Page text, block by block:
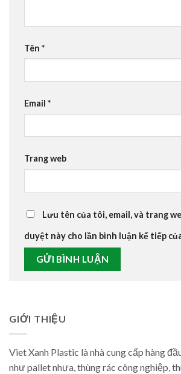
Tên *
Email *
Trang web
Lưu tên của tôi, email, và trang
duyệt này cho lần bình luận kế tiếp
GIỚI THIỆU
Viet Xanh Plastic là nhà cung cấp hàng
như pallet nhựa, thùng rác công nghiệp,